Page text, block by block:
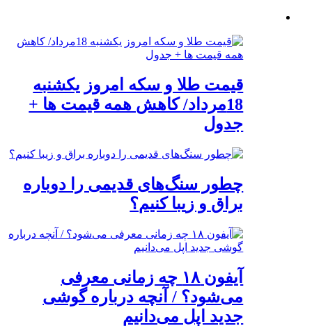
قیمت طلا و سکه امروز یکشنبه
18مرداد/ کاهش همه قیمت ها +
جدول
چطور سنگ‌های قدیمی را دوباره
براق و زیبا کنیم؟
آیفون ۱۸ چه زمانی معرفی
می‌شود؟ / آنچه درباره گوشی
جدید اپل می‌دانیم